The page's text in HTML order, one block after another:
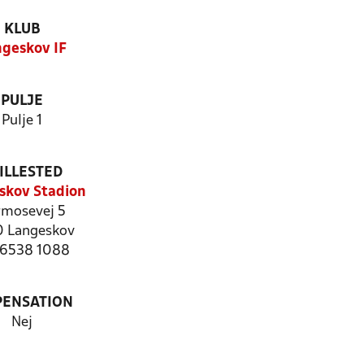
KLUB
IF
PULJE
Pulje 1
Stadion
5
Langeskov
1088
Nej